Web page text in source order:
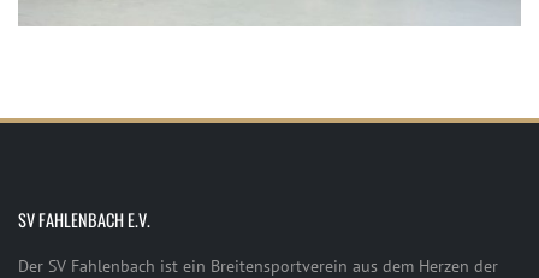
SV FAHLENBACH E.V.
Der SV Fahlenbach ist ein Breitensportverein aus dem Herzen der